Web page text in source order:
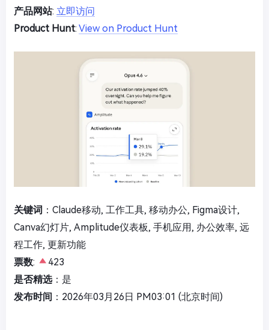
产品网站: 立即访问
Product Hunt: View on Product Hunt
关键词 ：Claude移动, 工作工具, 移动办公, Figma设计,
Canva幻灯片, Amplitude仪表板, 手机应用, 办公效率, 远
程工作, 更新功能
票数:
423
是否精选：是
发布时间 ：2026年03月26日 PM03:01 (北京时间)